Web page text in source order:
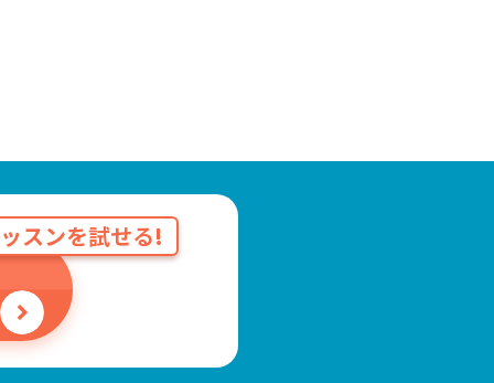
スンを試せる!